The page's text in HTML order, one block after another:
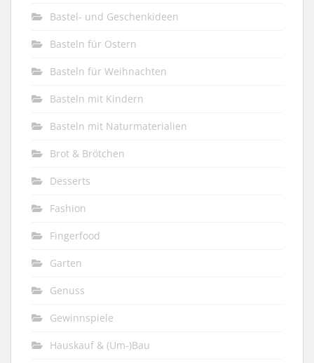
Bastel- und Geschenkideen
Basteln für Ostern
Basteln für Weihnachten
Basteln mit Kindern
Basteln mit Naturmaterialien
Brot & Brötchen
Desserts
Fashion
Fingerfood
Garten
Genuss
Gewinnspiele
Hauskauf & (Um-)Bau